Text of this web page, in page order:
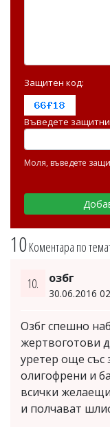
10Коментара по
10. озбг
30.06.2016
Озбг спешно
жертвоготови
уретер още със
олигофрени и
всички
и полчават
Защитен код:
Въведете
Моля, въведете